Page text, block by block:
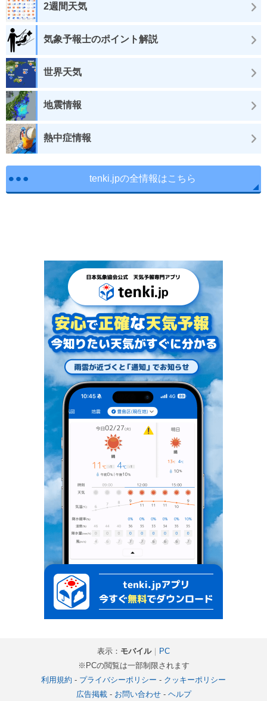
2週間天気
気象予報士のポイント解説
世界天気
地震情報
熱中症情報
tenki.jpの全情報はこちら
表示： モバイル｜ PC
※PCの閲覧は一部制限されます
利用規約 - プライバシーポリシー - クッキーポリシー
広告掲載- お問い合わせ- ヘルプ